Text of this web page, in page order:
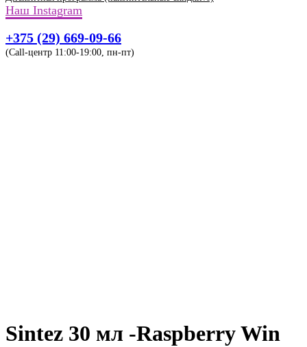
Наш Instagram
+375 (29) 669-09-66
(Call-центр 11:00-19:00, пн-пт)
Sintez 30 мл -Raspberry Win